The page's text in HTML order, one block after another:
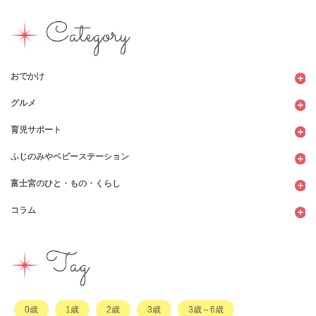
Category
おでかけ
観光
ショッピング
図書館
公園
遊び
習い事
グルメ
カフェ・レストラン
パン
スウィーツ
お弁当・お惣菜
育児サポート
子育てサロン
支援センター
幼稚園・保育園・こども園
ふじのみやベビーステーション
コンビニ
公共施設
富士宮のひと・もの・くらし
行政サービス
ひと
コラム
子育てコラムTag
0歳 1歳 2歳 3歳 3歳～6歳